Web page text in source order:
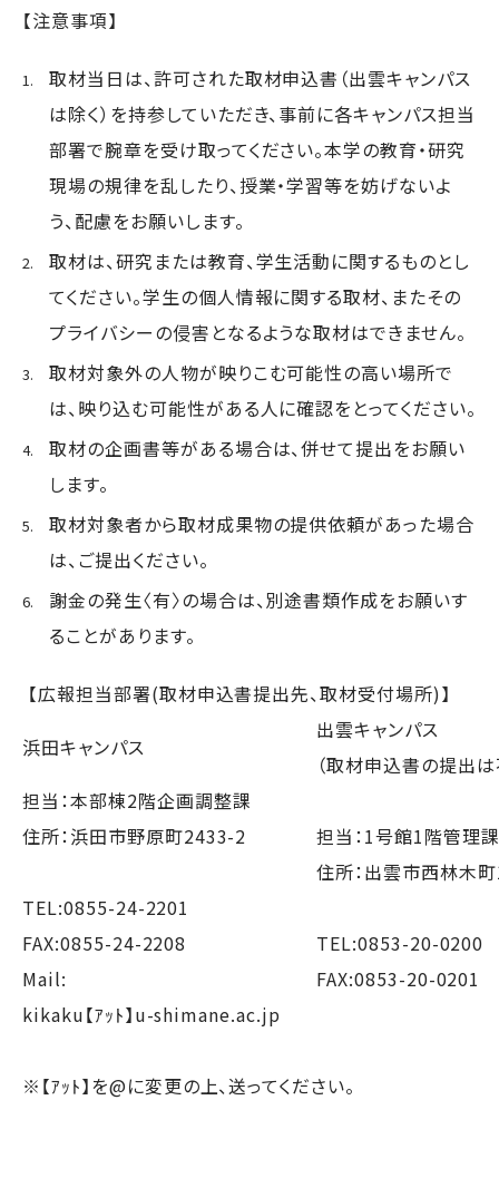
【注意事項】
取材当日は、許可された取材申込書（出雲キャンパス
は除く）を持参していただき、事前に各キャンパス担当
部署で腕章を受け取ってください。本学の教育・研究
現場の規律を乱したり、授業・学習等を妨げないよ
う、配慮をお願いします。
取材は、研究または教育、学生活動に関するものとし
てください。学生の個人情報に関する取材、またその
プライバシーの侵害となるような取材はできません。
取材対象外の人物が映りこむ可能性の高い場所で
は、映り込む可能性がある人に確認をとってください。
取材の企画書等がある場合は、併せて提出をお願い
します。
取材対象者から取材成果物の提供依頼があった場合
は、ご提出ください。
謝金の発生〈有〉の場合は、別途書類作成をお願いす
ることがあります。
【広報担当部署(取材申込書提出先、取材受付場所)】
浜田キャンパス
出雲キャンパス
（取材申込書の提出は
担当：本部棟2階企画調整課
住所：浜田市野原町2433-2
TEL:0855-24-2201
FAX:0855-24-2208
Mail:
kikaku【ｱｯﾄ】u-shimane.ac.jp
担当：1号館1階管理課
住所：出雲市西
TEL:0853-20-0200
FAX:0853-20-0201
※【ｱｯﾄ】を@に変更の上、送ってください。